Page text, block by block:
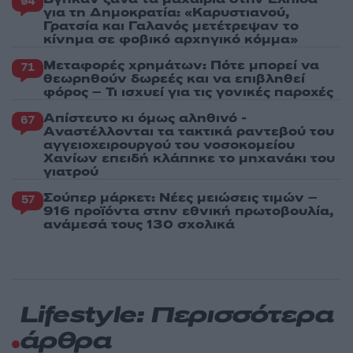
για τη Δημοκρατία: «Καρυστιανού,
Γρατσία και Γαλανός μετέτρεψαν το
κίνημα σε φοβικό αρχηγικό κόμμα»
71 Μεταφορές χρημάτων: Πότε μπορεί να
θεωρηθούν δωρεές και να επιβληθεί
φόρος – Τι ισχυεί για τις γονικές παροχές
67 Απίστευτο κι όμως αληθινό -
Aναστέλλονται τα τακτικά ραντεβού του
αγγειοχειρουργού του νοσοκομείου
Χανίων επειδή κλάπηκε το μηχανάκι του
γιατρού
57 Σούπερ μάρκετ: Νέες μειώσεις τιμών –
916 προϊόντα στην εθνική πρωτοβουλία,
ανάμεσά τους 130 σχολικά
Lifestyle: Περισσότερα
άρθρα